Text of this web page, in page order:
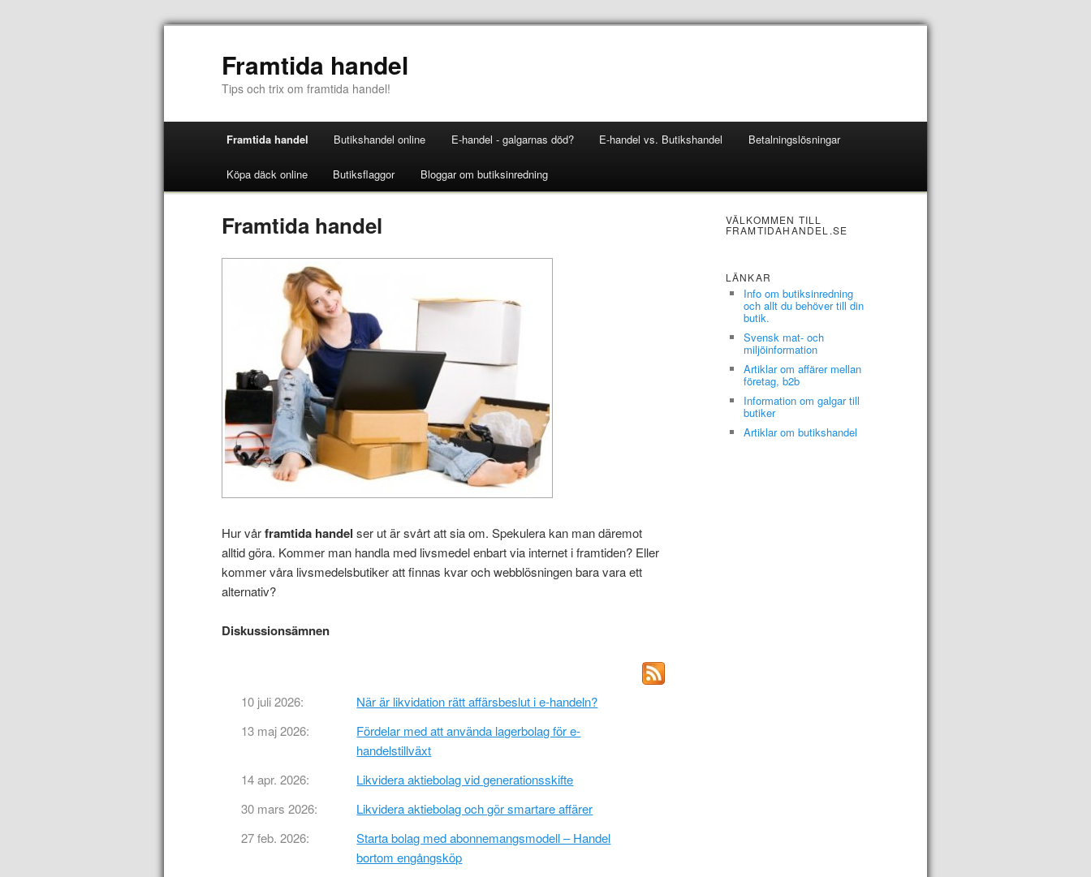
Framtida handel
Tips och trix om framtida handel!
Framtida handel Butikshandel online E-handel - galgarnas död? E-handel vs. Butikshandel Betalningslösningar
Köpa däck online Butiksflaggor Bloggar om butiksinredning
Framtida handel
Hur vårframtida handel ser ut är svårt att sia om. Spekulera kan man däremot
alltid göra. Kommer man handla med livsmedel enbart via internet i framtiden? Eller
kommer våra livsmedelsbutiker att finnas kvar och webblösningen bara vara ett
alternativ?
Diskussionsämnen
10 juli 2026:
När är likvidation rätt affärsbeslut i e-handeln?
13 maj 2026:
Fördelar med att använda lagerbolag för e-
handelstillväxt
14 apr. 2026:
Likvidera aktiebolag vid generationsskifte
30 mars 2026:
Likvidera aktiebolag och gör smartare affärer
27 feb. 2026:
Starta bolag med abonnemangsmodell – Handel
bortom engångsköp
VÄLKOMMEN TILL
FRAMTIDAHANDEL.SE
LÄNKAR
Info om butiksinredning
och allt du behöver till din
butik.
Svensk mat- och
miljöinformation
Artiklar om affärer mellan
företag, b2b
Information om galgar till
butiker
Artiklar om butikshandel